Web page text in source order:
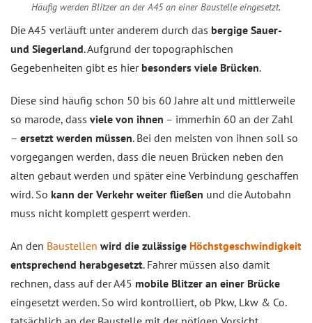
Häufig werden Blitzer an der A45 an einer Baustelle eingesetzt.
Die A45 verläuft unter anderem durch das bergige Sauer-
und Siegerland. Aufgrund der topographischen
Gegebenheiten gibt es hier besonders viele Brücken.
Diese sind häufig schon 50 bis 60 Jahre alt und mittlerweile
so marode, dass viele von ihnen – immerhin 60 an der Zahl
– ersetzt werden müssen. Bei den meisten von ihnen soll so
vorgegangen werden, dass die neuen Brücken neben den
alten gebaut werden und später eine Verbindung geschaffen
wird. So kann der Verkehr weiter fließen und die Autobahn
muss nicht komplett gesperrt werden.
An den Baustellen wird die zulässige Höchstgeschwindigkeit
entsprechend herabgesetzt. Fahrer müssen also damit
rechnen, dass auf der A45 mobile Blitzer an einer Brücke
eingesetzt werden. So wird kontrolliert, ob Pkw, Lkw & Co.